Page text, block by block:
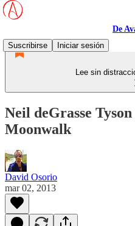
De
Suscribirse
Iniciar sesión
Lee sin
Neil deGrasse
Moonwalk
David Osorio
mar 02, 2013